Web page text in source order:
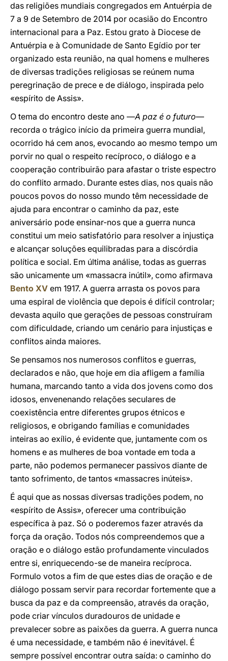
das religiões mundiais congregados em Antuérpia de
7 a 9 de Setembro de 2014 por ocasião do Encontro
internacional para a Paz. Estou grato à Diocese de
Antuérpia e à Comunidade de Santo Egídio por ter
organizado esta reunião, na qual homens e mulheres
de diversas tradições religiosas se reúnem numa
peregrinação de prece e de diálogo, inspirada pelo
«espírito de Assis».
O tema do encontro deste ano —A paz é o futuro—
recorda o trágico início da primeira guerra mundial,
ocorrido há cem anos, evocando ao mesmo tempo um
porvir no qual o respeito recíproco, o diálogo e a
cooperação contribuirão para afastar o triste espectro
do conflito armado. Durante estes dias, nos quais não
poucos povos do nosso mundo têm necessidade de
ajuda para encontrar o caminho da paz, este
aniversário pode ensinar-nos que a guerra nunca
constitui um meio satisfatório para resolver a injustiça
e alcançar soluções equilibradas para a discórdia
política e social. Em última análise, todas as guerras
são unicamente um «massacra inútil», como afirmava
Bento XV em 1917. A guerra arrasta os povos para
uma espiral de violência que depois é difícil controlar;
devasta aquilo que gerações de pessoas construíram
com dificuldade, criando um cenário para injustiças e
conflitos ainda maiores.
Se pensamos nos numerosos conflitos e guerras,
declarados e não, que hoje em dia afligem a família
humana, marcando tanto a vida dos jovens como dos
idosos, envenenando relações seculares de
coexistência entre diferentes grupos étnicos e
religiosos, e obrigando famílias e comunidades
inteiras ao exílio, é evidente que, juntamente com os
homens e as mulheres de boa vontade em toda a
parte, não podemos permanecer passivos diante de
tanto sofrimento, de tantos «massacres inúteis».
É aqui que as nossas diversas tradições podem, no
«espírito de Assis», oferecer uma contribuição
específica à paz. Só o poderemos fazer através da
força da oração. Todos nós compreendemos que a
oração e o diálogo estão profundamente vinculados
entre si, enriquecendo-se de maneira recíproca.
Formulo votos a fim de que estes dias de oração e de
diálogo possam servir para recordar fortemente que a
busca da paz e da compreensão, através da oração,
pode criar vínculos duradouros de unidade e
prevalecer sobre as paixões da guerra. A guerra nunca
é uma necessidade, e também não é inevitável. É
sempre possível encontrar outra saída: o caminho do